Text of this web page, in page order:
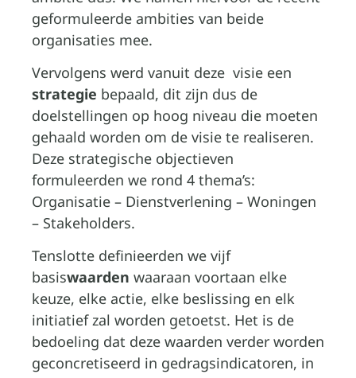
geformuleerde ambities van beide
organisaties mee.
Vervolgens werd vanuit deze visie een
strategie bepaald, dit zijn dus de
doelstellingen op hoog niveau die moeten
gehaald worden om de visie te realiseren.
Deze strategische objectieven
formuleerden we rond 4 thema’s:
Organisatie – Dienstverlening – Woningen
– Stakeholders.
Tenslotte definieerden we vijf
basiswaarden waaraan voortaan elke
keuze, elke actie, elke beslissing en elk
initiatief zal worden getoetst. Het is de
bedoeling dat deze waarden verder worden
geconcretiseerd in gedragsindicatoren, in